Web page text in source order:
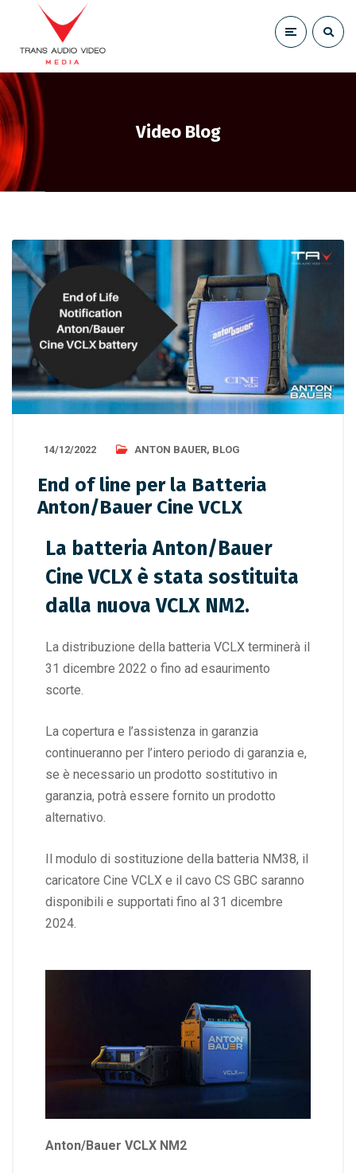
Video Blog
14/12/2022 ANTON BAUER, BLOG
End of line per la Batteria
Anton/Bauer Cine VCLX
La batteria Anton/Bauer
Cine VCLX è stata sostituita
dalla nuova VCLX NM2.
La distribuzione della batteria VCLX terminerà il
31 dicembre 2022 o fino ad esaurimento
scorte.
La copertura e l’assistenza in garanzia
continueranno per l’intero periodo di garanzia e,
se è necessario un prodotto sostitutivo in
garanzia, potrà essere fornito un prodotto
alternativo.
Il modulo di sostituzione della batteria NM38, il
caricatore Cine VCLX e il cavo CS GBC saranno
disponibili e supportati fino al 31 dicembre
2024.
Anton/Bauer VCLX NM2